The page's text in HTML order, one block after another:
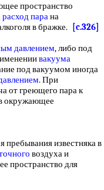
пространство
расход парана
в бражке.
[c.326]
давлением, либо под
вакуума
под вакуумом иногда
. При
от греющего пара к
окружающее
пребывания известняка в
воздуха и
пространство для